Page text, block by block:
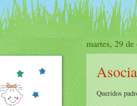
martes, 29
Queridos